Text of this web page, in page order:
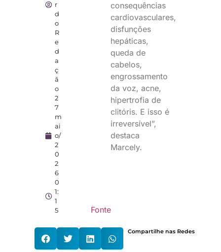
r
d
o
R
e
d
a
ç
ã
o
2
7
m
ai
o/
2
0
2
6
0
1:
1
5
consequências
cardiovasculares,
disfunções
hepáticas,
queda de
cabelos,
engrossamento
da voz, acne,
hipertrofia de
clitóris. E isso é
irreversível”,
destaca
Marcely.
Fonte
Compartilhe nas Redes